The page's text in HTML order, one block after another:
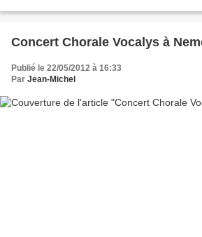
Concert Chorale Vocalys à
Publié le 22/05/2012 à 16:33
Par Jean-Michel